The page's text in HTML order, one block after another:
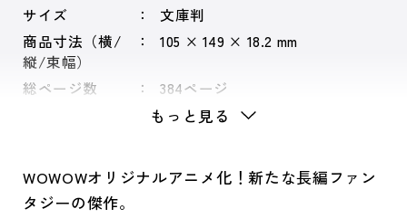
サイズ
文庫判
商品寸法（横/
縦/束幅）
105 × 149 × 18.2 mm
総ページ数 384ページ
もっと見る
WOWOWオリジナルアニメ化！新たな長編ファン
タジーの傑作。